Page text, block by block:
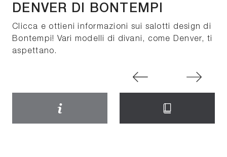
DENVER DI BONTEMPI
Clicca e ottieni informazioni sui salotti design di
Bontempi! Vari modelli di divani, come Denver, ti
aspettano.